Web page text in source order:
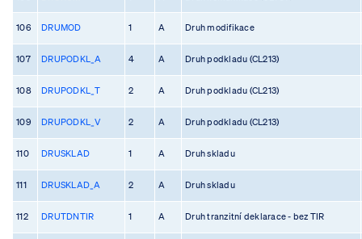
106 DRUMOD 1 A Druh modifikace
107 DRUPODKL_A 4 A Druh podkladu (CL213)
108 DRUPODKL_T 2 A Druh podkladu (CL213)
109 DRUPODKL_V 2 A Druh podkladu (CL213)
110 DRUSKLAD 1 A Druh skladu
111 DRUSKLAD_A 2 A Druh skladu
112 DRUTDNTIR 1 A Druh tranzitní deklarace - bez TIR